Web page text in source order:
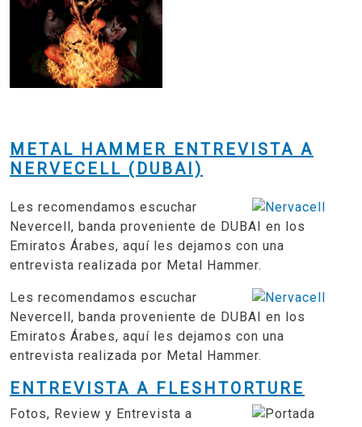
METAL HAMMER ENTREVISTA A
NERVECELL (DUBAI)
Les recomendamos escuchar
Nevercell, banda proveniente de DUBAI en los
Emiratos Árabes, aquí les dejamos con una
entrevista realizada por Metal Hammer.
Les recomendamos escuchar
Nevercell, banda proveniente de DUBAI en los
Emiratos Árabes, aquí les dejamos con una
entrevista realizada por Metal Hammer.
ENTREVISTA A FLESHTORTURE
Fotos, Review y Entrevista a